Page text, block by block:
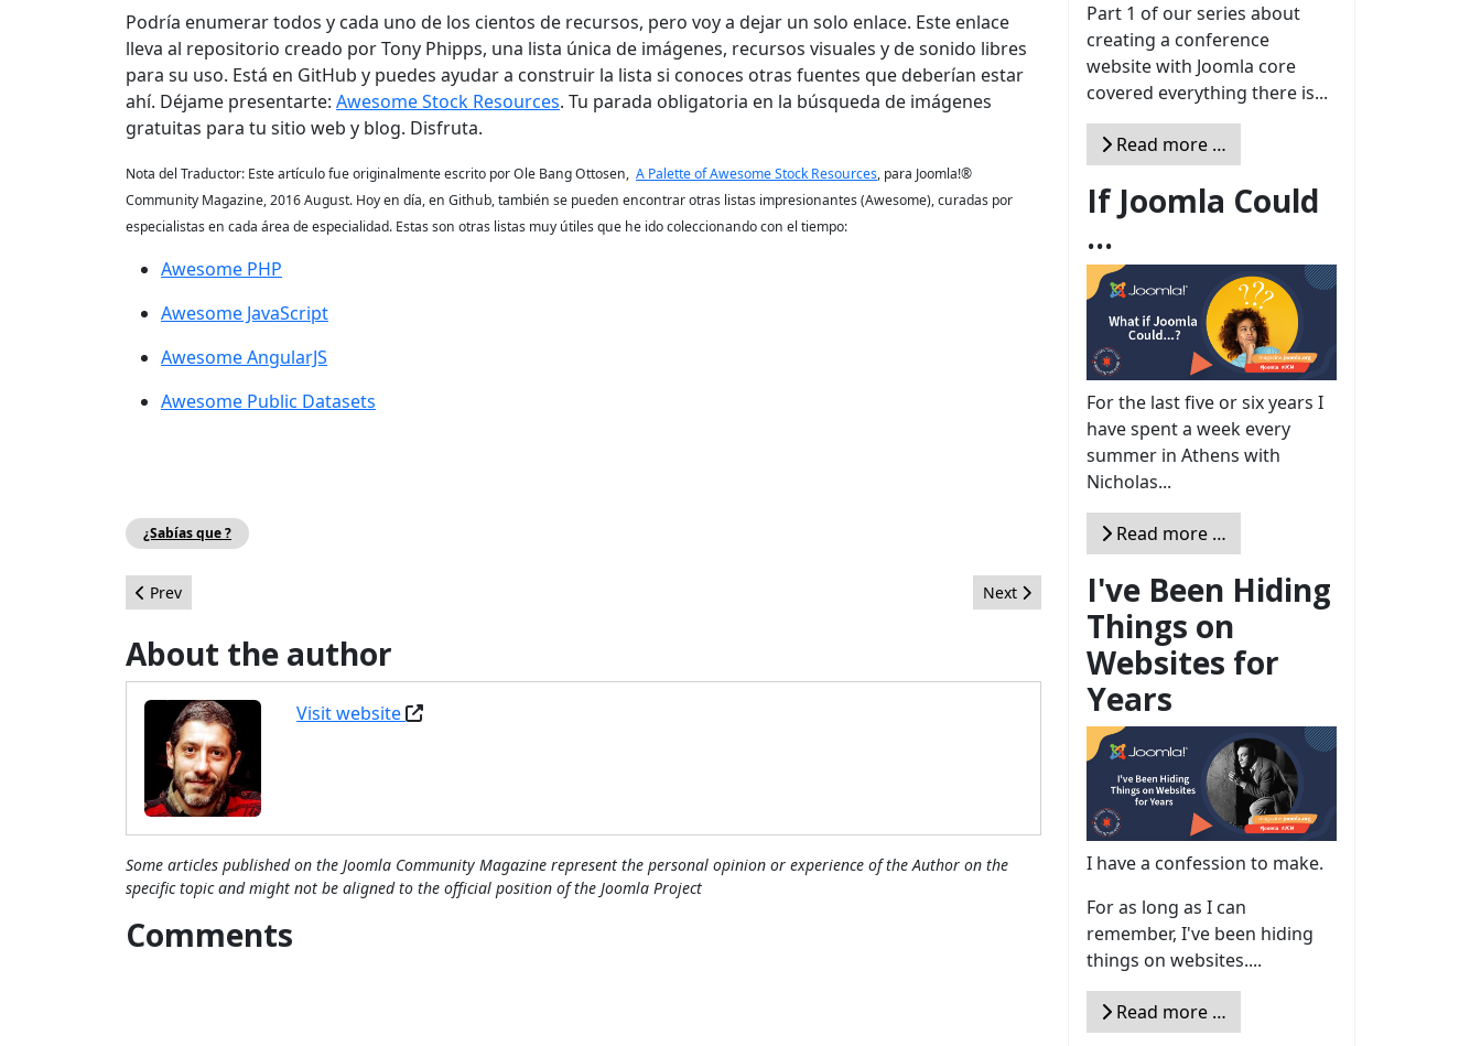
Podría enumerar todos y cada uno de los cientos de recursos, pero voy a dejar un solo enlace. Este enlace
lleva al repositorio creado por Tony Phipps, una lista única de imágenes, recursos visuales y de sonido libres
para su uso. Está en GitHub y puedes ayudar a construir la lista si conoces otras fuentes que deberían estar
ahí. Déjame presentarte: Awesome Stock Resources. Tu parada obligatoria en la búsqueda de imágenes
gratuitas para tu sitio web y blog. Disfruta.
Nota del Traductor: Este artículo fue originalmente escrito por Ole Bang Ottosen, A Palette of Awesome Stock Resources, para Joomla!®
Community Magazine, 2016 August. Hoy en día, en Github, también se pueden encontrar otras listas impresionantes (Awesome), curadas por
especialistas en cada área de especialidad. Estas son otras listas muy útiles que he ido coleccionando con el tiempo:
Awesome PHP
Awesome JavaScript
Awesome AngularJS
Awesome Public Datasets
¿Sabías que ?
Previous article: Presentación del Editor
Prev Next article: Primer charla online del JUG Ciudad de México
Next
About the author
Visit website
Some articles published on the Joomla Community Magazine represent the personal opinion or experience of the Author on the
specific topic and might not be aligned to the official position of the Joomla Project
Comments
Part 1 of our series about
creating a conference
website with Joomla core
covered everything there is...
Read more …
If Joomla Could
...
For the last five or six years I
have spent a week every
summer in Athens with
Nicholas...
Read more …
I've Been Hiding
Things on
Websites for
Years
I have a confession to make.
For as long as I can
remember, I've been hiding
things on websites....
Read more …